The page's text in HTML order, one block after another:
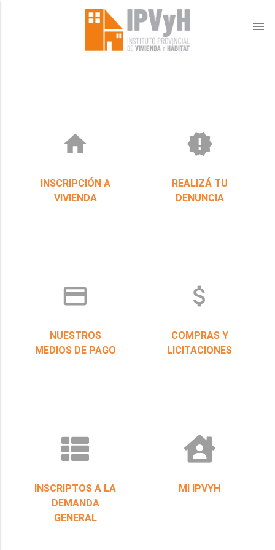
menu
home
INSCRIPCIÓN A
VIVIENDA
new_releases
REALIZÁ TU
DENUNCIA
credit_card
NUESTROS
MEDIOS DE PAGO
attach_money
COMPRAS Y
LICITACIONES
INSCRIPTOS A LA
DEMANDA
GENERAL
MI IPVYH